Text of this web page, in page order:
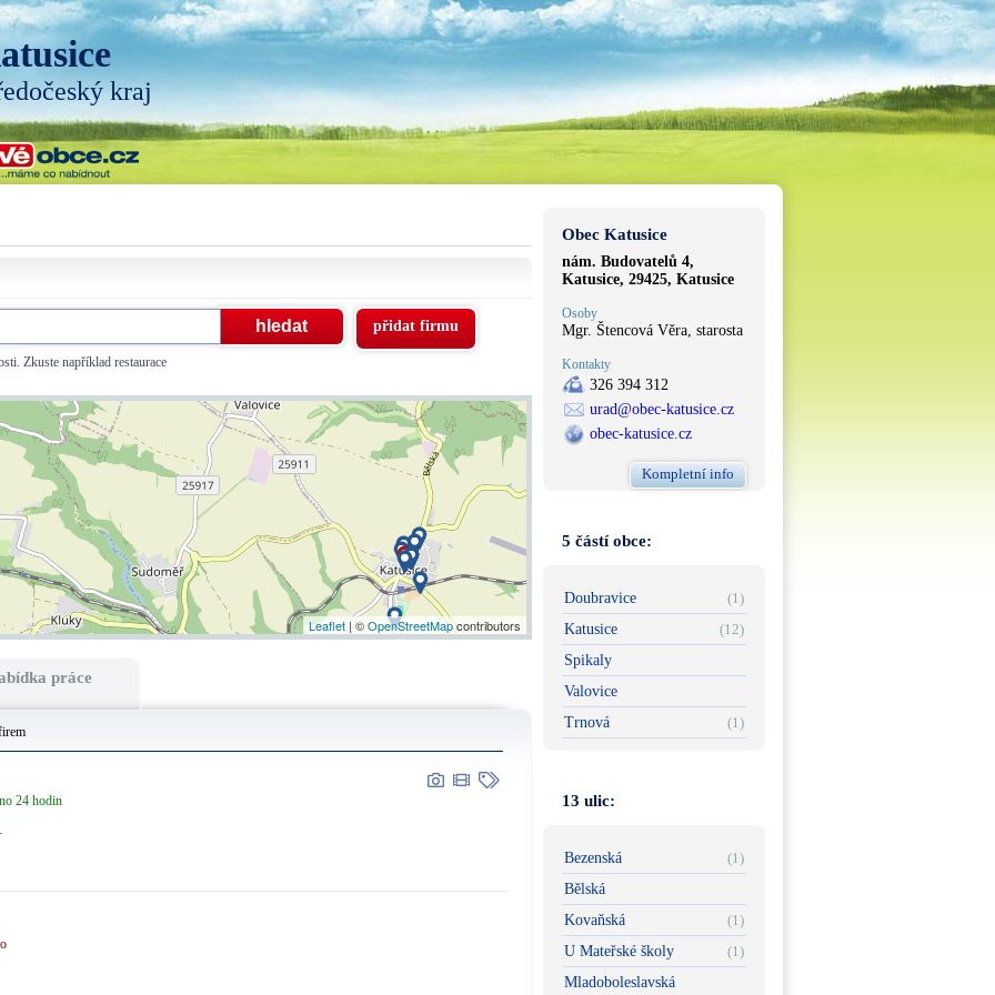
kraj
Zkuste například restaurace
přidat firmu
Leaflet | ©OpenStreetMapcontributors
práce
24 hodin
Obec Katusice
nám. Budovatelů 4,
Katusice, 29425, Katusice
Osoby
Mgr. Štencová Věra, starosta
Kontakty
326 394 312
urad@obec-katusice.cz
obec-katusice.cz
Kompletní info
5 částí obce:
Doubravice
(1)
Katusice
(12)
Spikaly
Valovice
Trnová
(1)
13 ulic:
Bezenská
(1)
Bělská
Kovaňská
(1)
U Mateřské školy
(1)
Mladoboleslavská